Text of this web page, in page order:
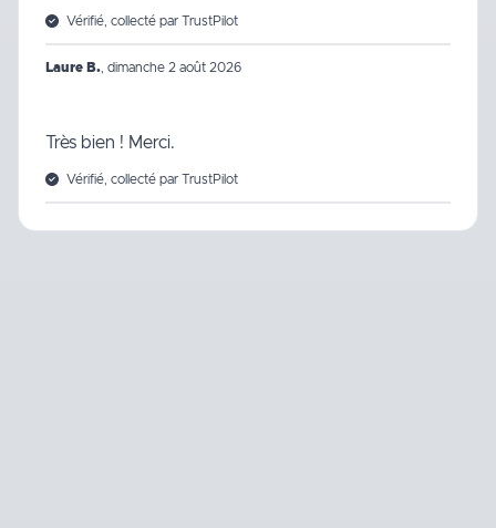
Vérifié, collecté par TrustPilot
Laure B. dimanche 2 août 2026
Très bien ! Merci.
Vérifié, collecté par TrustPilot